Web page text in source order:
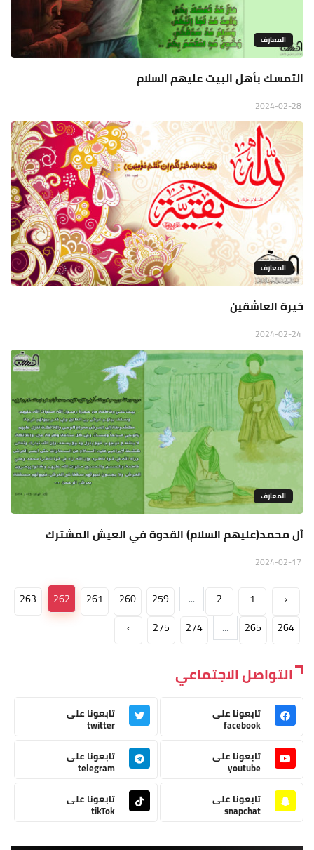
المعارف
التمسك بأهل البيت عليهم السلام
المعارف
حَيرة العاشقين
المعارف
آل محمد(عليهم السلام) القدوة في العيش المشترك
‹
1
2
...
259
260
261
262
263
264
265
...
274
275
›
التواصل الاجتماعي
تابعونا على
facebook
تابعونا على
twitter
تابعونا على
youtube
تابعونا على
telegram
تابعونا على
snapchat
تابعونا على
tikTok